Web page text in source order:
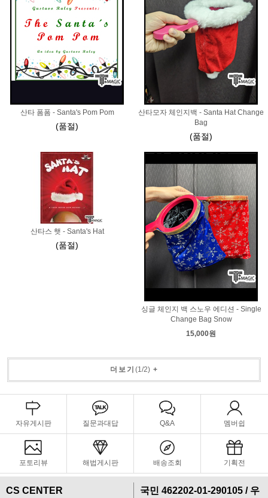
산타 폼폼 - Santa's Pom Pom
(품절)
산타모자 체인지백 - Santa Hat Change
Bag
(품절)
산타스 햇 - Santa's Hat
(품절)
싱글 체인지 백 스노우 에디션 - Single
Change Bag Snow
15,000원
더보기 (1/2)+
자유게시판 질문과대답 Q&A 멤버쉽
포토리뷰 해법게시판 배송조회 기획전
CS CENTER 국민 462202-01-290105 / 우